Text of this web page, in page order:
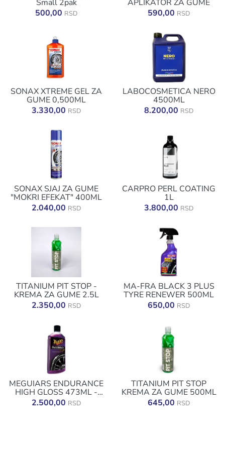
Small 2pak
500,00 RSD
APLIKATOR ZA GUME
590,00 RSD
SONAX XTREME GEL ZA
GUME 0,500ML
3.330,00 RSD
LABOCOSMETICA NERO
4500ML
8.200,00 RSD
SONAX SJAJ ZA GUME
"MOKRI EFEKAT" 400ML
2.040,00 RSD
CARPRO PERL COATING
1L
3.800,00 RSD
TITANIUM PIT STOP -
KREMA ZA GUME 2.5L
2.350,00 RSD
MA-FRA BLACK 3 PLUS
TYRE RENEWER 500ML
650,00 RSD
MEGUIARS ENDURANCE
HIGH GLOSS 473ML -
SJAJ ZA GUME
2.500,00 RSD
TITANIUM PIT STOP
KREMA ZA GUME 500ML
645,00 RSD